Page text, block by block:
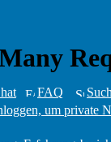
FAQ
um private